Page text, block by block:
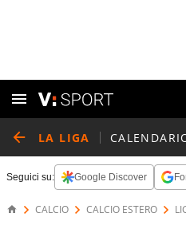
LA LIGA
Seguici su: Google Discover
CALCIO CALCIO ESTERO